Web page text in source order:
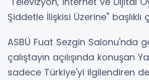
Şiddetle İlişkisi Üzerine" başlıklı
ASBÜ Fuat Sezgin Salonu'nda
çalıştayın açılışında konuşan
sadece Türkiye'yi ilgilendiren